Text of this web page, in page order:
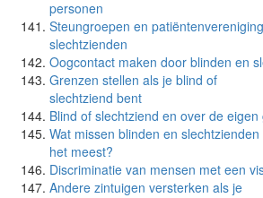
personen
Steungroepen en
slechtzienden
Oogcontact maken door blinden en
Grenzen stellen als je blind of
slechtziend bent
Blind of slechtziend en over de
Wat missen blinden en slechtzienden
het meest?
Discriminatie van mensen met een
Andere zintuigen versterken als je